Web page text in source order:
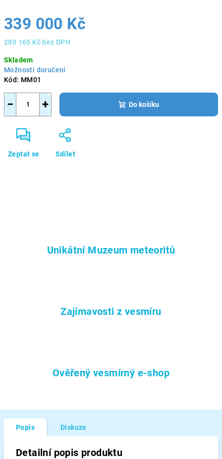
339 000 Kč
280 165 Kč bez DPH
cena:
Skladem
Možnosti doručení
Kód: MM01
+
− Do košíku
Zeptat se Sdílet
Unikátní Muzeum meteoritů
Zajímavosti z vesmíru
Ověřený vesmírný e-shop
Popis Diskuze
Detailní popis produktu